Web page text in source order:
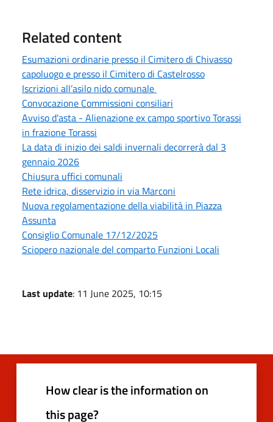
Related content
Esumazioni ordinarie presso il Cimitero di Chivasso
capoluogo e presso il Cimitero di Castelrosso
Iscrizioni all’asilo nido comunale
Convocazione Commissioni consiliari
Avviso d'asta - Alienazione ex campo sportivo Torassi
in frazione Torassi
La data di inizio dei saldi invernali decorrerà dal 3
gennaio 2026
Chiusura uffici comunali
Rete idrica, disservizio in via Marconi
Nuova regolamentazione della viabilità in Piazza
Assunta
Consiglio Comunale 17/12/2025
Sciopero nazionale del comparto Funzioni Locali
Last update: 11 June 2025, 10:15
How clear is the information on
this page?